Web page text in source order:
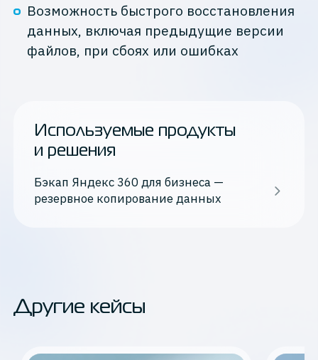
Возможность быстрого восстановления
данных, включая предыдущие версии
файлов, при сбоях или ошибках
Используемые продукты
и решения
Бэкап Яндекс 360 для бизнеса —
резервное копирование данных
Другие кейсы